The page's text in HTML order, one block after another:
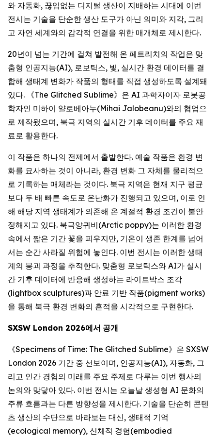
와 자동화, 끊임없는 디지털 생산이 지배하는 시대에 이번
전시는 기술을 단순한 생산 도구가 아닌 의미와 지각, 그리
고 자연 세계와의 감각적 연결을 위한 매개체로 제시한다.
20년이 넘는 기간에 걸쳐 발전해 온 페트리치의 작업은 맞
춤형 인공지능(AI), 로보틱스, 빛, 실시간 환경 데이터를 결
합해 생태계 변화가 작품의 형태를 직접 생성하도록 설계돼
있다. 《The Glitched Sublime》은 AI 과학자이자 로봇공
학자인 미하이 얄로베아누(Mihai Jalobeanu)와의 협업으
로 제작됐으며, 북극 지역의 실시간 기후 데이터를 주요 재
료로 활용한다.
이 작품은 하나의 전제에서 출발한다. 예술 작품은 환경 변
화를 묘사하는 것이 아니라, 환경 변화 그 자체를 물리적으
로 기록하는 매체라는 것이다. 북극 지역은 현재 지구 평균
보다 두 배 빠른 속도로 온난화가 진행되고 있으며, 이로 인
해 해당 지역 생태계가 의존해 온 계절적 환경 조건이 불안
정해지고 있다. 북극양귀비(Arctic poppy)는 이러한 환경
속에서 짧은 기간 꽃을 피우지만, 기온이 생존 한계를 넘어
서는 순간 사라질 위험에 놓인다. 이번 전시는 이러한 생태
계의 붕괴 과정을 추적한다. 맞춤형 로보틱스와 AI가 실시
간 기후 데이터에 반응해 생성하는 라이트박스 조각
(lightbox sculptures)과 안료 기반 작품(pigment works)
을 통해 북극 환경 변화의 흔적을 시각적으로 구현한다.
SXSW London 2026에서 공개
《Specimens of Time: The Glitched Sublime》은 SXSW
London 2026 기간 중 선보이며, 인공지능(AI), 자동화, 그
리고 인간 경험의 미래를 주요 주제로 다루는 이번 행사의
논의와 맞닿아 있다. 이번 전시는 오늘날 생성형 AI 문화의
주류 흐름과는 다른 방향성을 제시한다. 기술을 단순히 콘텐
츠 생산의 수단으로 바라보는 대신, 생태적 기억
(ecological memory), 신체적 경험(embodied